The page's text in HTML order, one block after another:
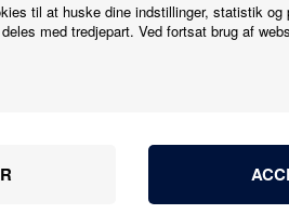
til at huske dine indstillinger, statistik og
med tredjepart. Ved fortsat brug af
Erstatningskul til nyere